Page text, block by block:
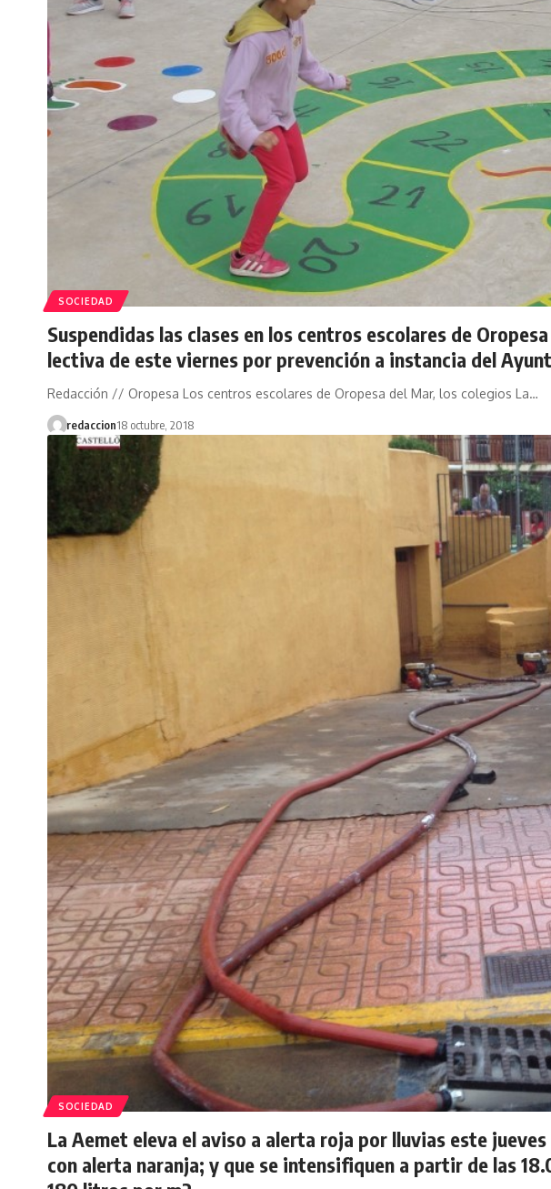
SOCIEDAD
Suspendidas las clases en los centros escolares de
lectiva de este viernes por prevención a instancia del
Redacción // Oropesa Los centros escolares de Oropesa del Mar, los colegios La…
redaccion18 octubre, 2018
SOCIEDAD
La Aemet eleva el aviso a alerta roja por lluvias este
con alerta naranja; y que se intensifiquen a partir de las